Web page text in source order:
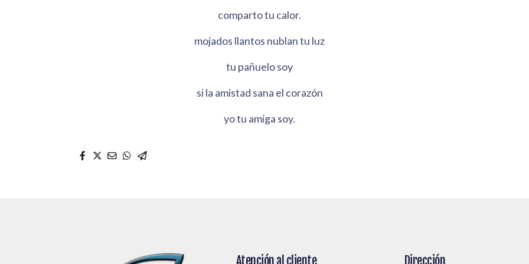
comparto tu calor.
mojados llantos nublan tu luz
tu pañuelo soy
si la amistad sana el corazón
yo tu amiga soy.
Atención al cliente Dirección